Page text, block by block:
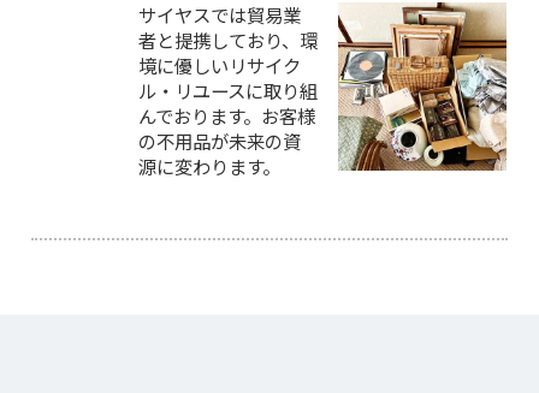
サイヤスでは貿易業
者と提携しており、環
境に優しいリサイク
ル・リユースに取り組
んでおります。お客様
の不用品が未来の資
源に変わります。